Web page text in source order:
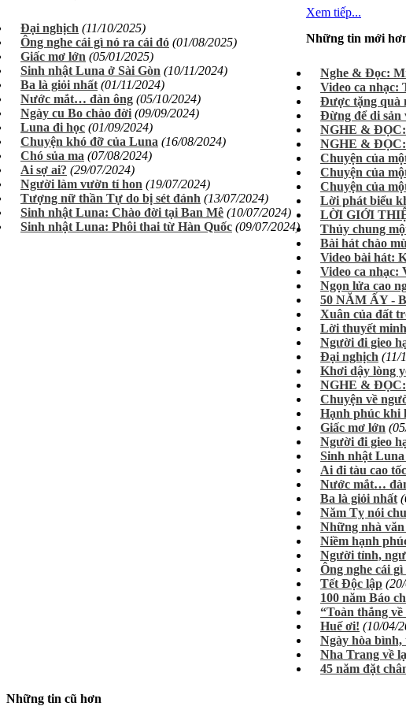
Đại nghịch (11/10/2025)
Ông nghe cái gì nó ra cái đó (01/08/2025)
Giấc mơ lớn (05/01/2025)
Sinh nhật Luna ở Sài Gòn (10/11/2024)
Ba là giỏi nhất (01/11/2024)
Nước mắt… đàn ông (05/10/2024)
Ngày cu Bo chào đời (09/09/2024)
Luna đi học (01/09/2024)
Chuyện khó đỡ của Luna (16/08/2024)
Chó sủa ma (07/08/2024)
Ai sợ ai? (29/07/2024)
Người làm vườn tí hon (19/07/2024)
Tượng nữ thần Tự do bị sét đánh (13/07/2024)
Sinh nhật Luna: Chào đời tại Ban Mê (10/07/2024)
Sinh nhật Luna: Phôi thai từ Hàn Quốc (09/07/2024)
Xem tiếp...
Những tin mới
Nghe & Đọc:
Video ca nhạc:
Được tặng
Đừng để di sản
NGHE & ĐỌC:
NGHE & ĐỌC:
Chuyện của
Chuyện của
Chuyện của
Lời phát biểu
LỜI GIỚI
Thủy chung
Bài hát chào
Video bài hát:
Video ca nhạc:
Ngọn lửa cao
50 NĂM ẤY -
Xuân của đất
Lời thuyết
Người đi gieo
Đại nghịch (11/
Khơi dậy lòng
NGHE &
Chuyện về
Hạnh phúc khi
Giấc mơ lớn
Người đi gieo
Sinh nhật Luna
Ai đi tàu cao
Nước mắt…
Ba là giỏi nhất
Năm Tỵ nói
Những nhà
Niềm hạnh
Người tỉnh,
Ông nghe cái
Tết Độc lập
100 năm Báo
“Toàn thắng
Huế ơi! (10/04/
Ngày hòa bình,
Nha Trang về
45 năm đặt
Những tin cũ hơn